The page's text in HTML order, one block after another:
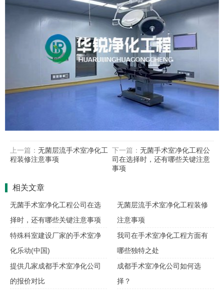
上一篇： 无菌层流手术室净化工
程装修注意事项
下一篇： 无菌手术室净化工程公
司在选择时，还有哪些关键注意
事项
相关文章
无菌手术室净化工程公司在选
择时，还有哪些关键注意事项
无菌层流手术室净化工程装修
注意事项
特殊科室建设厂家的手术室净
化乐动(中国)
我司在手术室净化工程方面有
哪些独特之处
提供几家成都手术室净化公司
的报价对比
成都手术室净化公司如何选
择？